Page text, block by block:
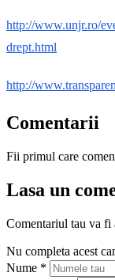
http://www.unjr.ro/
drept.html
http://
Comentarii
Fii primul care
Lasa un
Comentariul tau va fi
Nu completa acest
Nume *